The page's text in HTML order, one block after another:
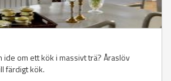
ide om ett kök i massivt trä? Åraslöv
färdigt kök.